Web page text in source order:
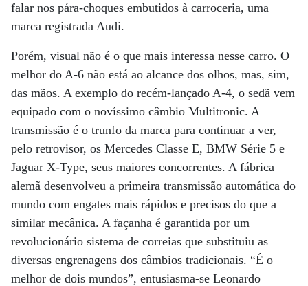
falar nos pára-choques embutidos à carroceria, uma
marca registrada Audi.
Porém, visual não é o que mais interessa nesse carro. O
melhor do A-6 não está ao alcance dos olhos, mas, sim,
das mãos. A exemplo do recém-lançado A-4, o sedã vem
equipado com o novíssimo câmbio Multitronic. A
transmissão é o trunfo da marca para continuar a ver,
pelo retrovisor, os Mercedes Classe E, BMW Série 5 e
Jaguar X-Type, seus maiores concorrentes. A fábrica
alemã desenvolveu a primeira transmissão automática do
mundo com engates mais rápidos e precisos do que a
similar mecânica. A façanha é garantida por um
revolucionário sistema de correias que substituiu as
diversas engrenagens dos câmbios tradicionais. “É o
melhor de dois mundos”, entusiasma-se Leonardo